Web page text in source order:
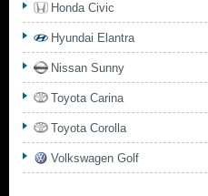
Honda Civic
Hyundai Elantra
Nissan Sunny
Toyota Carina
Toyota Corolla
Volkswagen Golf